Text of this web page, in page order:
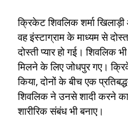
क्रिकेट शिवलिक शर्मा
वह इंस्टाग्राम के माध्यम से
दोस्ती प्यार हो गई। शिवलिक
मिलने के लिए जोधपुर गए।
किया, दोनों के बीच एक
शिवलिक ने उनसे शादी करने
शारीरिक संबंध भी बनाए।